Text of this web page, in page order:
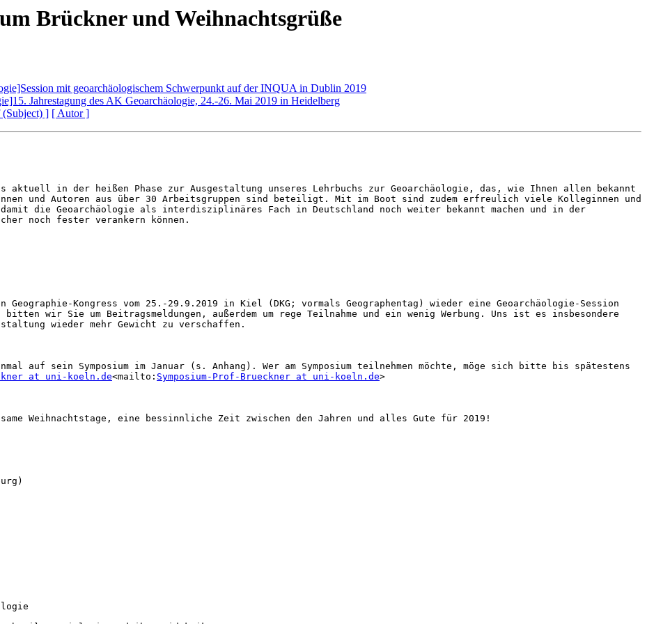
Brückner und Weihnachtsgrüße
mit geoarchäologischem Schwerpunkt auf der INQUA in Dublin 2019
Jahrestagung des AK Geoarchäologie, 24.-26. Mai 2019 in Heidelberg
] [ Autor ]
aktuell in der heißen Phase zur Ausgestaltung unseres Lehrbuchs zur Geoarchäologie, das, wie Ihnen allen bekannt
und Autoren aus über 30 Arbeitsgruppen sind beteiligt. Mit im Boot sind zudem erfreulich viele Kolleginnen und
die Geoarchäologie als interdisziplinäres Fach in Deutschland noch weiter bekannt machen und in der
noch fester verankern können.
Kongress vom 25.-29.9.2019 in Kiel (DKG; vormals Geographentag) wieder eine Geoarchäologie-Session
bitten wir Sie um Beitragsmeldungen, außerdem um rege Teilnahme und ein wenig Werbung. Uns ist es insbesondere
wieder mehr Gewicht zu verschaffen.
auf sein Symposium im Januar (s. Anhang). Wer am Symposium teilnehmen möchte, möge sich bitte bis spätestens
at uni-koeln.de<mailto: Symposium-Prof-Brueckner at uni-koeln.de>
Weihnachtstage, eine bessinnliche Zeit zwischen den Jahren und alles Gute für 2019!